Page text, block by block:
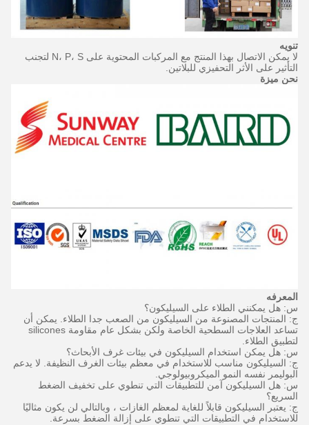
تنويه
لا يمكن الاتصال بهذا المنتج مع المركبات المحتوية على N، P، S لتجنب
التأثير على الأثر التحفيزي للبلاتين.
نحن ميزة
المعرفه
س: هل يمكنني الطلاء على السيليكون؟
ج: المنتجات المصنوعة من السيليكون من الصعب جدا الطلاء.
يمكن أن
تساعد العلاجات السطحية الخاصة ولكن بشكل عام مقاومة silicones
لتطبيق الطلاء.
س: هل يمكن استخدام السيليكون في بيئات غرف الأبحاث؟
ج: السيليكون مناسب للاستخدام في معظم بيئات الغرف النظيفة.
لا يدعم
البوليمر نفسه النمو الميكروبيولوجي.
س: هل السيليكون آمن للتطبيقات التي تنطوي على تخفيف الضغط
السريع؟
ج: يعتبر السيليكون قابلاً للغاية لمعظم الغازات ، وبالتالي لن يكون مثاليًا
للاستخدام في التطبيقات التي تنطوي على إزالة الضغط بسرعة.